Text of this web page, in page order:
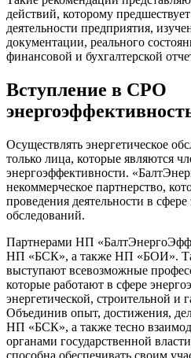
действий, которому
деятельности предприятия,
документации, реального
финансовой и бухгалтерской
Вступление в СРО
Осуществлять энергетическое
только лица, которые являются
энергоэффективности.
некоммерческое партнерство,
проведения деятельности в сфере
обследований.
Партнерами НП
НП «БСК», а также НП «БОИ».
выступают всевозможные
которые работают в сфере
энергетической, строительной и
Объединив опыт, достижения,
НП «БСК», а также тесно
органами государственной
способна обеспечивать своим